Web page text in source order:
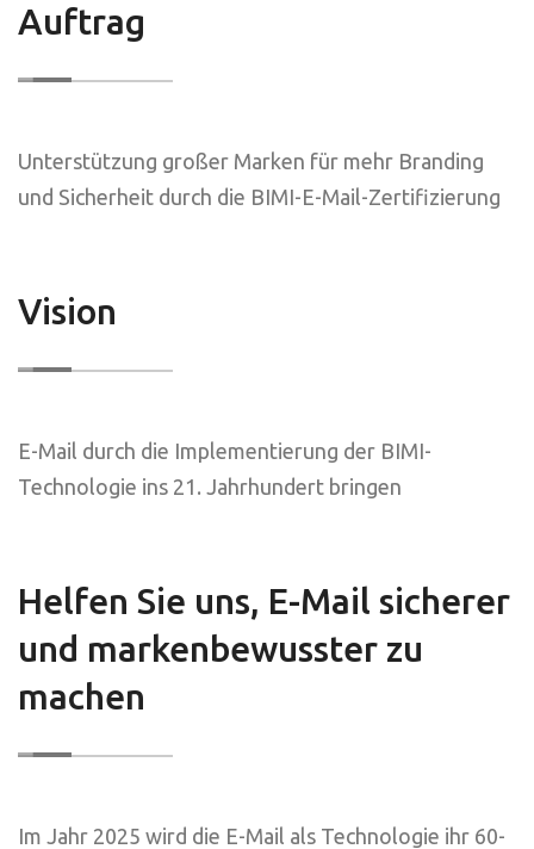
Auftrag
Unterstützung großer Marken für mehr Branding
und Sicherheit durch die BIMI-E-Mail-Zertifizierung
Vision
E-Mail durch die Implementierung der BIMI-
Technologie ins 21. Jahrhundert bringen
Helfen Sie uns, E-Mail sicherer
und markenbewusster zu
machen
Im Jahr 2025 wird die E-Mail als Technologie ihr 60-